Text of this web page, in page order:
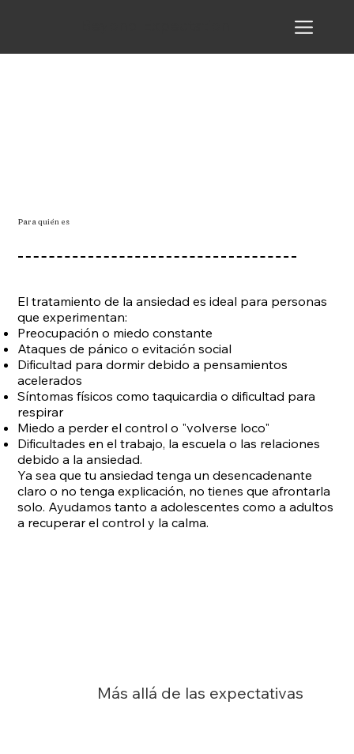
Para quién es
El tratamiento de la ansiedad es ideal para personas
que experimentan:
Preocupación o miedo constante
Ataques de pánico o evitación social
Dificultad para dormir debido a pensamientos
acelerados
Síntomas físicos como taquicardia o dificultad para
respirar
Miedo a perder el control o "volverse loco"
Dificultades en el trabajo, la escuela o las relaciones
debido a la ansiedad.
Ya sea que tu ansiedad tenga un desencadenante
claro o no tenga explicación, no tienes que afrontarla
solo. Ayudamos tanto a adolescentes como a adultos
a recuperar el control y la calma.
Más allá de las expectativas